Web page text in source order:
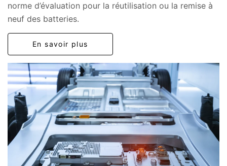
norme d’évaluation pour la réutilisation ou la remise à
neuf des batteries.
En savoir plus